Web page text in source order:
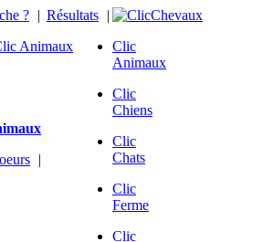
? | Résultats |
Animaux
|
Clic
Animaux
Clic
Chiens
Clic
Chats
Clic
Ferme
Clic